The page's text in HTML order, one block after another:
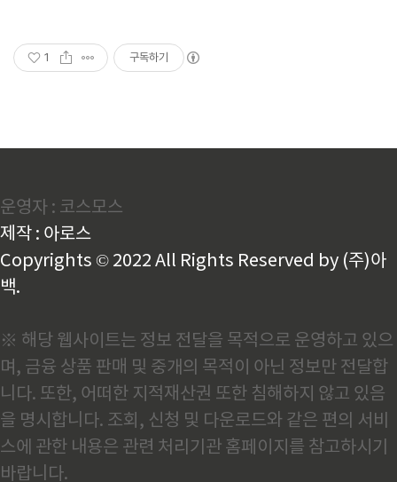
1 구독하기
운영자 : 코스모스
제작 : 아로스
Copyrights © 2022 All Rights Reserved by (주)아
백.
※ 해당 웹사이트는 정보 전달을 목적으로 운영하고 있으
며, 금융 상품 판매 및 중개의 목적이 아닌 정보만 전달합
니다. 또한, 어떠한 지적재산권 또한 침해하지 않고 있음
을 명시합니다. 조회, 신청 및 다운로드와 같은 편의 서비
스에 관한 내용은 관련 처리기관 홈페이지를 참고하시기
바랍니다.